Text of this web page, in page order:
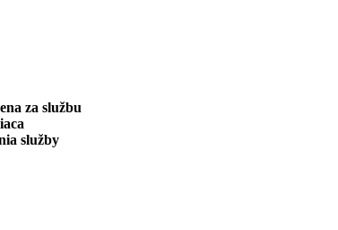
za službu
služby